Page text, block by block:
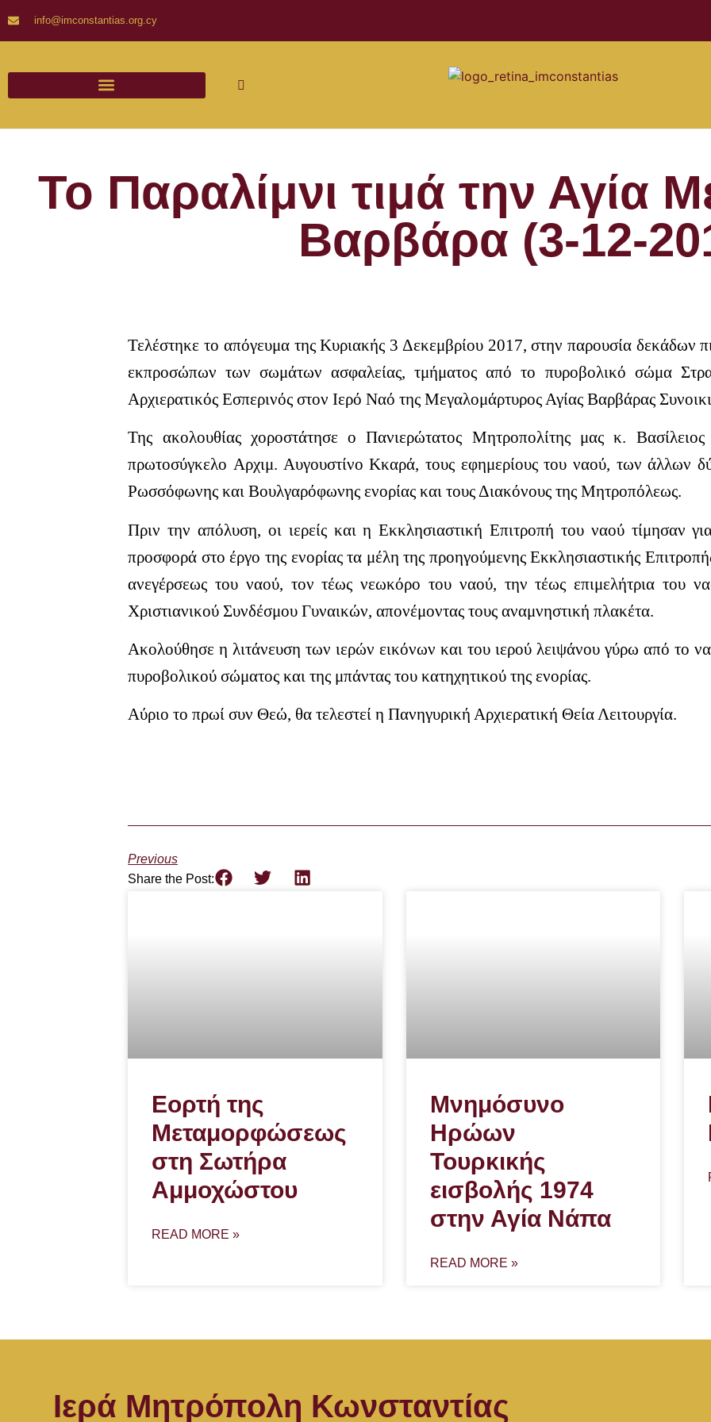
info@imconstantias.org.cy
Το Παραλίμνι τιμά την Αγία
Βαρβάρα (3-12-
Τελέστηκε το απόγευμα της Κυριακής 3 Δεκεμβρίου 2017, στην παρουσία δεκάδων
εκπροσώπων των σωμάτων ασφαλείας, τμήματος από το πυροβολικό σώμα
Αρχιερατικός Εσπερινός στον Ιερό Ναό της Μεγαλομάρτυρος Αγίας Βαρβάρας
Της ακολουθίας χοροστάτησε ο Πανιερώτατος Μητροπολίτης μας κ.
πρωτοσύγκελο Αρχιμ. Αυγουστίνο Κκαρά, τους εφημερίους του ναού, των άλλων
Ρωσσόφωνης και Βουλγαρόφωνης ενορίας και τους Διακόνους της Μητροπόλεως.
Πριν την απόλυση, οι ιερείς και η Εκκλησιαστική Επιτροπή του ναού τίμησαν
προσφορά στο έργο της ενορίας τα μέλη της προηγούμενης Εκκλησιαστικής
ανεγέρσεως του ναού, τον τέως νεωκόρο του ναού, την τέως επιμελήτρια του
Χριστιανικού Συνδέσμου Γυναικών, απονέμοντας τους αναμνηστική πλακέτα.
Ακολούθησε η λιτάνευση των ιερών εικόνων και του ιερού λειψάνου γύρω από το
πυροβολικού σώματος και της μπάντας του κατηχητικού της ενορίας.
Αύριο το πρωί συν Θεώ, θα τελεστεί η Πανηγυρική Αρχιερατική Θεία Λειτουργία.
Previous
Share the Post:
Εορτή της
Μεταμορφώσεως
στη Σωτήρα
Αμμοχώστου
READ MORE »
Μνημόσυνο
Ηρώων
Τουρκικής
εισβολής 1974
στην Αγία Νάπα
READ MORE »
Ιερά Μητρόπολη Κωνσταντίας